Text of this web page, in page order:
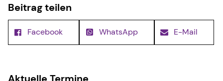
Beitrag teilen
Facebook WhatsApp E-Mail
Aktuelle Termine